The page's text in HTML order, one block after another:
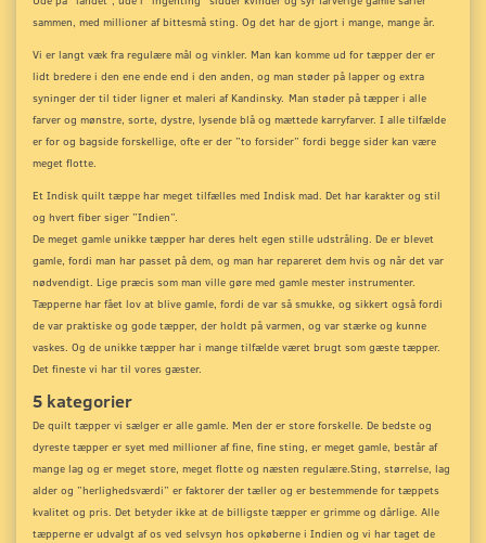
sammen, med millioner af bittesmå sting. Og det har de gjort i mange, mange år.
Vi er langt væk fra regulære mål og vinkler. Man kan komme ud for tæpper der er
lidt bredere i den ene ende end i den anden, og man støder på lapper og extra
syninger der til tider ligner et maleri af Kandinsky. Man støder på tæpper i alle
farver og mønstre, sorte, dystre, lysende blå og mættede karryfarver. I alle tilfælde
er for og bagside forskellige, ofte er der ”to forsider” fordi begge sider kan være
meget flotte.
Et Indisk quilt tæppe har meget tilfælles med Indisk mad. Det har karakter og stil
og hvert fiber siger ”Indien”.
De meget gamle unikke tæpper har deres helt egen stille udstråling. De er blevet
gamle, fordi man har passet på dem, og man har repareret dem hvis og når det var
nødvendigt. Lige præcis som man ville gøre med gamle mester instrumenter.
Tæpperne har fået lov at blive gamle, fordi de var så smukke, og sikkert også fordi
de var praktiske og gode tæpper, der holdt på varmen, og var stærke og kunne
vaskes. Og de unikke tæpper har i mange tilfælde været brugt som gæste tæpper.
Det fineste vi har til vores gæster.
5 kategorier
De quilt tæpper vi sælger er alle gamle. Men der er store forskelle. De bedste og
dyreste tæpper er syet med millioner af fine, fine sting, er meget gamle, består af
mange lag og er meget store, meget flotte og næsten regulære.Sting, størrelse, lag
alder og ”herlighedsværdi” er faktorer der tæller og er bestemmende for tæppets
kvalitet og pris. Det betyder ikke at de billigste tæpper er grimme og dårlige. Alle
tæpperne er udvalgt af os ved selvsyn hos opkøberne i Indien og vi har taget de